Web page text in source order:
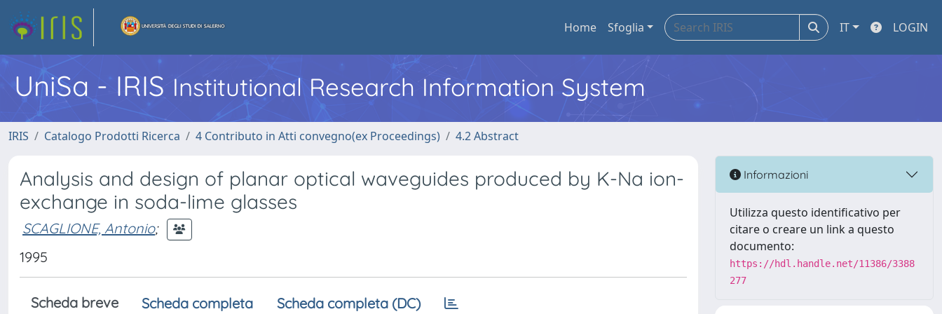
Home Sfoglia IT LOGIN
UniSa - IRIS Institutional Research Information System
IRIS Catalogo Prodotti Ricerca 4 Contributo in Atti convegno(ex Proceedings) 4.2 Abstract
Analysis and design of planar optical waveguides produced by K-Na ion-
exchange in soda-lime glasses
SCAGLIONE, Antonio;
1995
Scheda breve Scheda completa Scheda completa (DC)
Informazioni
Utilizza questo identificativo per
citare o creare un link a questo
documento:
https://hdl.handle.net/11386/3388
277